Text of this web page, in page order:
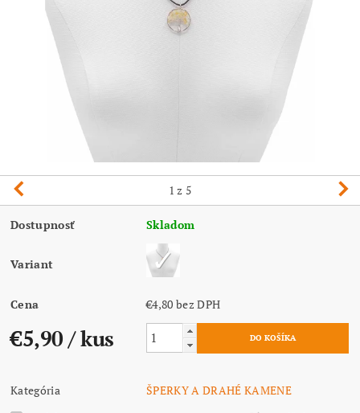
1 z 5
Dostupnosť Skladom
Variant
Cena €4,80 bez DPH
€5,90/ kus
Kategória
ŠPERKY A DRAHÉ KAMENE